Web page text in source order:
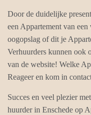
Door de duidelijke
een Appartement van
oogopslag of dit je
Verhuurders kunnen ook
van de website! Welke
Reageer en kom in
Succes en veel plezier
huurder in Enschede op